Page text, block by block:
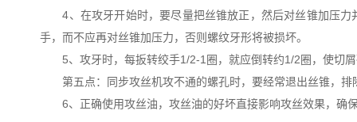
4、在攻牙开始时，要尽量把丝锥放正，然后对丝锥加压力
手，而不应再对丝锥加压力，否则螺纹牙形将被损坏。
5、攻牙时，每扳转绞手1/2-1圈，就应倒转约1/2圈，使切屑
第五点：同步攻丝机攻不通的螺孔时，要经常退出丝锥，排
6、正确使用攻丝油，攻丝油的好坏直接影响攻丝效果，确